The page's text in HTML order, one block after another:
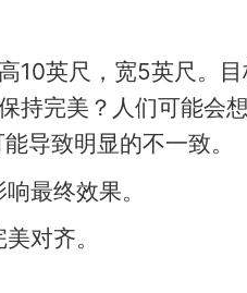
10英尺，宽5英尺。
持完美？人们可能会
导致明显的不一致。
最终效果。
对齐。